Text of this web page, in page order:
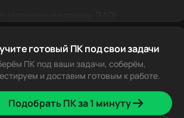
готовый ПК под свои задачи
ПК под ваши задачи, соберём,
и доставим готовым к работе.
Подобрать ПК за 1 минуту